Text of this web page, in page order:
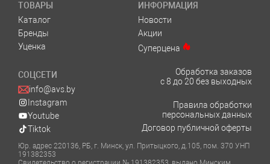
ТОВАРЫ
Каталог
Бренды
Уценка
ИНФОРМАЦИЯ
Новости
Акции
Суперцена
СОЦСЕТИ
info@avs.by
Instagram
Youtube
Tiktok
Обработка заказов
с 8 до 20 без выходных
Правила обработки
персональных данных
Договор публичной оферты
Юр. адрес 220136, РБ, г. Минск, ул. Притыцкого, д.105, пом. 370 УНП
191382353